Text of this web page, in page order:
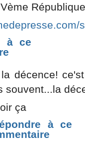
décence!
souvent...la
ça